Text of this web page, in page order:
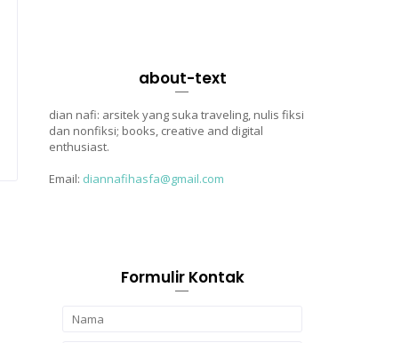
about-text
dian nafi: arsitek yang suka traveling, nulis fiksi
dan nonfiksi; books, creative and digital
enthusiast.
Email: diannafihasfa@gmail.com
Formulir Kontak